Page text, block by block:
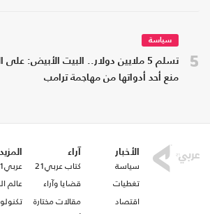
5
سياسة
تسلم 5 ملايين دولار.. البيت الأبيض: على
منع أحد أدواتها من مهاجمة ترامب
الأخبار
سياسة
تغطيات
اقتصاد
آراء
كتاب عربي21
قضايا وآراء
مقالات مختارة
المزيد
عربي21 TV
عالم